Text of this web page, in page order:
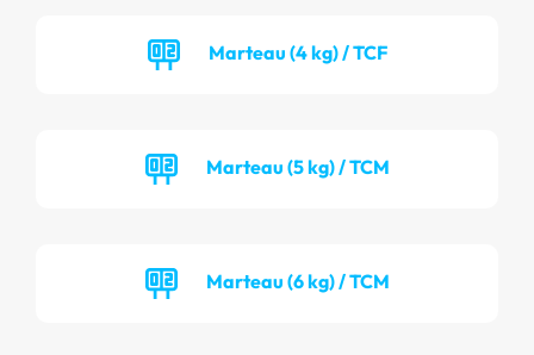
Marteau (4 kg) / TCF
Marteau (5 kg) / TCM
Marteau (6 kg) / TCM